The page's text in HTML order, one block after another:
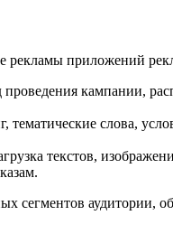
приложений
кампании,
слова,
текстов,
аудитории,